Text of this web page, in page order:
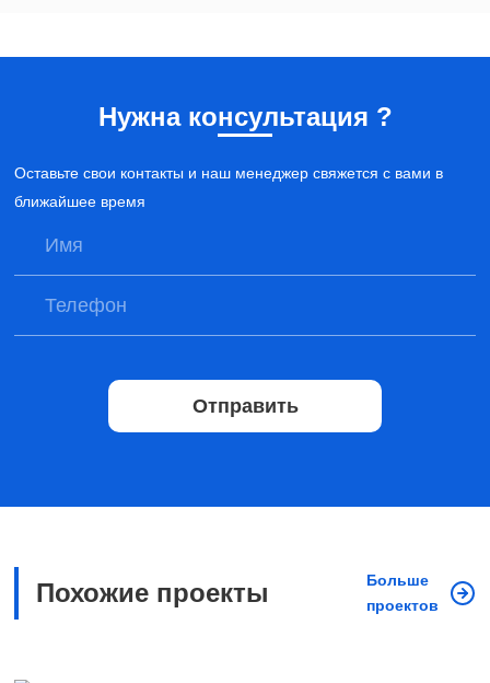
Нужна консультация ?
Оставьте свои контакты и наш менеджер свяжется с вами в
ближайшее время
Отправить
Похожие проекты
Больше
проектов